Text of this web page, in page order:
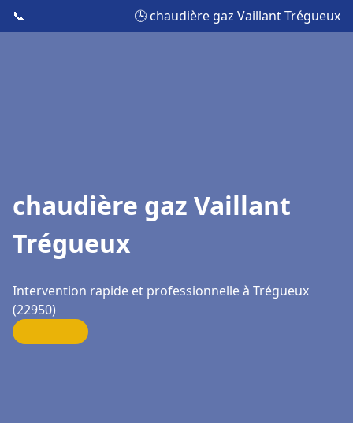
📞 🕒 chaudière gaz Vaillant Trégueux
chaudière gaz Vaillant
Trégueux
Intervention rapide et professionnelle à Trégueux
(22950)